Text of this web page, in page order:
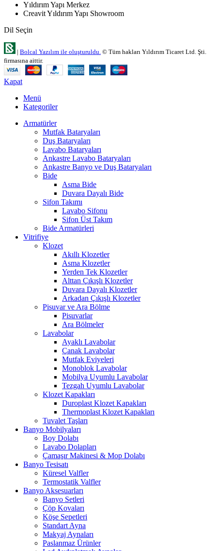
Yıldırım Yapı Merkez
Creavit Yıldırım Yapı Showroom
Dil Seçin
| Bolcal Yazılım ile oluşturuldu. © Tüm hakları Yıldırım Ticaret Ltd. Şti.
firmasına aittir.
Kapat
Menü
Kategoriler
Armatürler
Mutfak Bataryaları
Duş Bataryaları
Lavabo Bataryaları
Ankastre Lavabo Bataryaları
Ankastre Banyo ve Duş Bataryaları
Bide
Asma Bide
Duvara Dayalı Bide
Sifon Takımı
Lavabo Sifonu
Sifon Üst Takım
Bide Armatürleri
Vitrifiye
Klozet
Akıllı Klozetler
Asma Klozetler
Yerden Tek Klozetler
Alttan Çıkışlı Klozetler
Duvara Dayalı Klozetler
Arkadan Çıkışlı Klozetler
Pisuvar ve Ara Bölme
Pisuvarlar
Ara Bölmeler
Lavabolar
Ayaklı Lavabolar
Çanak Lavabolar
Mutfak Eviyeleri
Monoblok Lavabolar
Mobilya Uyumlu Lavabolar
Tezgah Uyumlu Lavabolar
Klozet Kapakları
Duroplast Klozet Kapakları
Thermoplast Klozet Kapakları
Tuvalet Taşları
Banyo Mobilyaları
Boy Dolabı
Lavabo Dolapları
Çamaşır Makinesi & Mop Dolabı
Banyo Tesisatı
Küresel Valfler
Termostatik Valfler
Banyo Aksesuarları
Banyo Setleri
Çöp Kovaları
Köşe Sepetleri
Standart Ayna
Makyaj Aynaları
Paslanmaz Ürünler